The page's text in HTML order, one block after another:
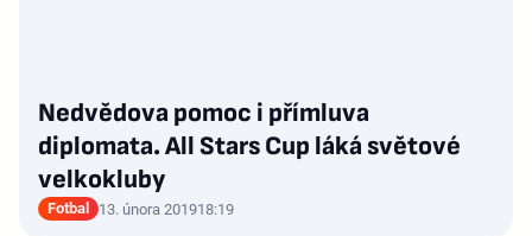
Nedvědova pomoc i přímluva
diplomata. All Stars Cup láká světové
velkokluby
Fotbal 13. února 201918:19